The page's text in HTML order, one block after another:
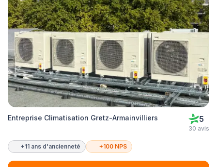
Entreprise Climatisation Gretz-Armainvilliers 5
30 avis
+11 ans d'ancienneté +100 NPS